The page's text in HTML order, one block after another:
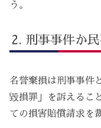
う。
刑事事件か
名誉棄損は刑事事件
毀損罪」を訴えるこ
ての損害賠償請求を